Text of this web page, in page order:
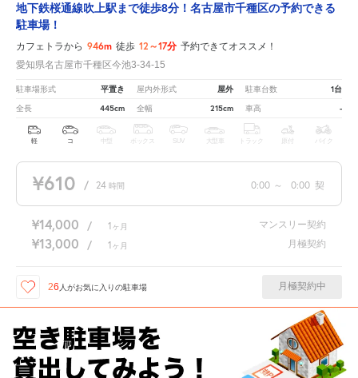
地下鉄桜通線吹上駅まで徒歩8分！名古屋市千種区の予約できる
駐車場！
カフェトラから 946m 徒歩 12～17分 予約できてオススメ！
愛知県名古屋市千種区今池3-34-15
駐車場形式 平置き 屋内外形式 屋外 駐車台数 1台
全長 445cm 全幅 215cm 車高 -
軽 コ 中型 ボックス SUV 大型車 トラック 原付 バイク
¥610 / 24 時間 0:00 ～ 0:00 契
¥14,000 / 1 ヶ月 マンスリー契約
¥13,000 / 1 ヶ月 月極契約
26 人がお気に入りの駐車場 月極契約中